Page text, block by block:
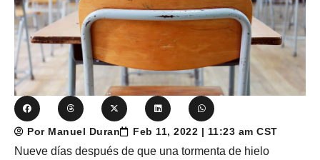
Por Manuel Duran Feb 11, 2022 | 11:23 am CST
Nueve días después de que una tormenta de hielo